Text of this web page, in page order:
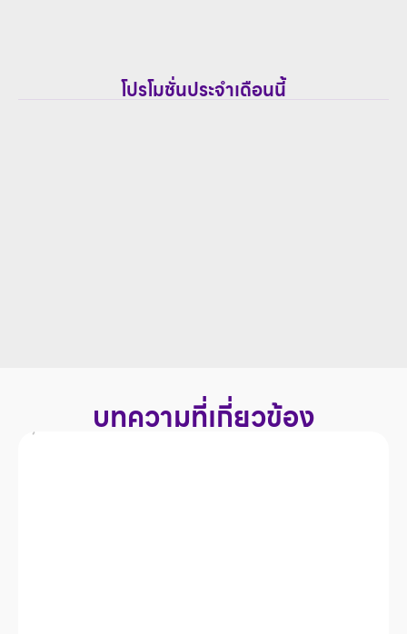
โปรโมชั่นประจำเดือนนี้
บทความที่เกี่ยวข้อง